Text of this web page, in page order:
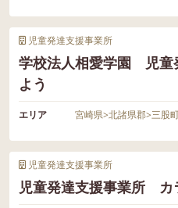
児童発達支援事業所
学校法人相愛学園 児童
よう
エリア 宮崎県>北諸県郡>三股
児童発達支援事業所
児童発達支援事業所 カ